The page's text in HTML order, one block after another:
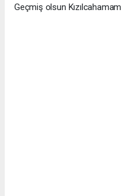
Geçmiş olsun Kızılcahamam